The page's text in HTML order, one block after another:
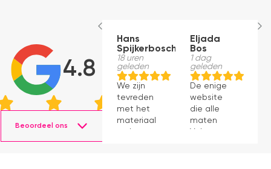
4.8
Beoordeel ons
Hans
Spijkerbosch
18 uren
geleden
We zijn
tevreden
met het
materiaal
Eljada
Bos
1 dag
geleden
De enige
website
die alle
maten